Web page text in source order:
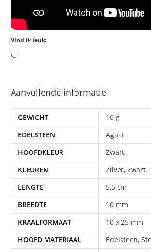
Vind ik leuk:
Aanvullende informatie
GEWICHT
10 g
EDELSTEEN
Agaat
HOOFDKLEUR
Zwart
KLEUREN
Zilver,Zwart
LENGTE
5,5 cm
BREEDTE
10 mm
KRAALFORMAAT
10 x 25 mm
HOOFD MATERIAAL
Edelsteen,